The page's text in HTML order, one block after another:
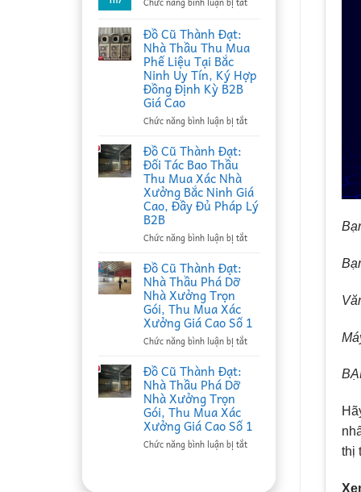
cũ
Đồ Cũ Thành Đạt:
Nhà Thầu Thu Mua
Phế Liệu Tại Bắc
Ninh Uy Tín, Ký Hợp
Đồng Định Kỳ B2B
Giá Cao
Chức năng bình luận bị tắtở
Nhà
Thầu
Thu
Phế
Ký
Hợp
Đồ Cũ Thành Đạt:
Đối Tác Bao Thầu
Thu Mua Xác Nhà
Xưởng Bắc Ninh Giá
Cao, Đầy Đủ Pháp Lý
B2B
Chức năng bình luận bị tắtở
Bao
Thầu
Ninh
Giá
Đồ Cũ Thành Đạt:
Nhà Thầu Phá Dỡ
Nhà Xưởng Trọn
Gói, Thu Mua Xác
Xưởng Giá Cao Số 1
Chức năng bình luận bị tắtở
Phá
Dỡ
Đồ Cũ Thành Đạt:
Nhà Thầu Phá Dỡ
Nhà Xưởng Trọn
Gói, Thu Mua Xác
Xưởng Giá Cao Số 1
Chức năng bình luận bị tắtở
thị